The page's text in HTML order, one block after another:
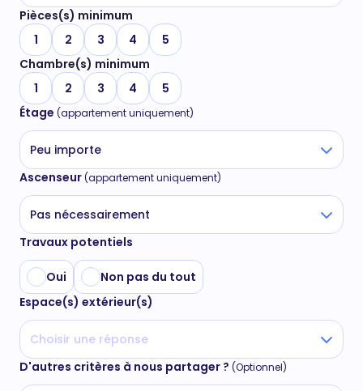
Pièces(s) minimum
1
2 3 4
5
Chambre(s) minimum
1
2 3 4
5
Étage (appartement uniquement)
Peu importe
Ascenseur(appartement uniquement)
Pas nécessairement
Travaux potentiels
Oui
Non pas du tout
Espace(s) extérieur(s)
Choisir une réponse
D'autres critères à nous partager ? (Optionnel)